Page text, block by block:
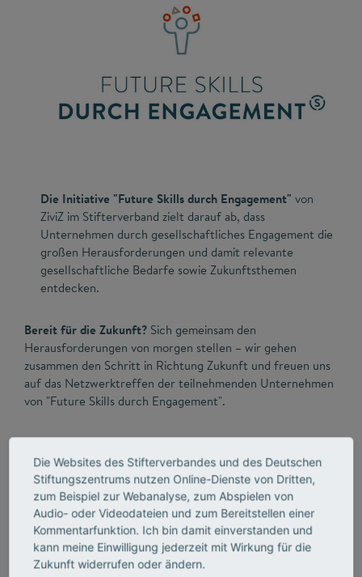
Die Initiative "Future Skills durch Engagement" von
ZiviZ im Stifterverband zielt darauf ab, dass
Unternehmen durch gesellschaftliches Engagement die
großen Herausforderungen und damit relevante
gesellschaftliche Bedarfe sowie Zukunftsthemen
entdecken.
Bereit für die Zukunft? Sich gemeinsam den
Herausforderungen von morgen stellen – wir gehen
zusammen den Schritt in Richtung Zukunft und freuen uns
auf das Netzwerktreffen der teilnehmenden Unternehmen
von "Future Skills durch Engagement".
Ein breites Spektruman Unternehmen unterschiedlicher
Branchen wird bei dem internen Treffen vertreten sein, so
dass sich Expertinnen und Experten aus Corporate
Citizenship, Innovationsmanagement und Human Resources
zusammenfinden, um gemeinsam neue Lösungsansätze für
die komplexen Herausforderungen von morgen zu
entwickeln. In Zusammenarbeit mit Fraunhofer Center for
Responsible Research and Innovation (CeRRI) freuen wir
Die Websites des Stifterverbandes und des Deutschen
Stiftungszentrums nutzen Online-Dienste von Dritten,
zum Beispiel zur Webanalyse, zum Abspielen von
Audio- oder Videodateien und zum Bereitstellen einer
Kommentarfunktion. Ich bin damit einverstanden und
kann meine Einwilligung jederzeit mit Wirkung für die
Zukunft widerrufen oder ändern.